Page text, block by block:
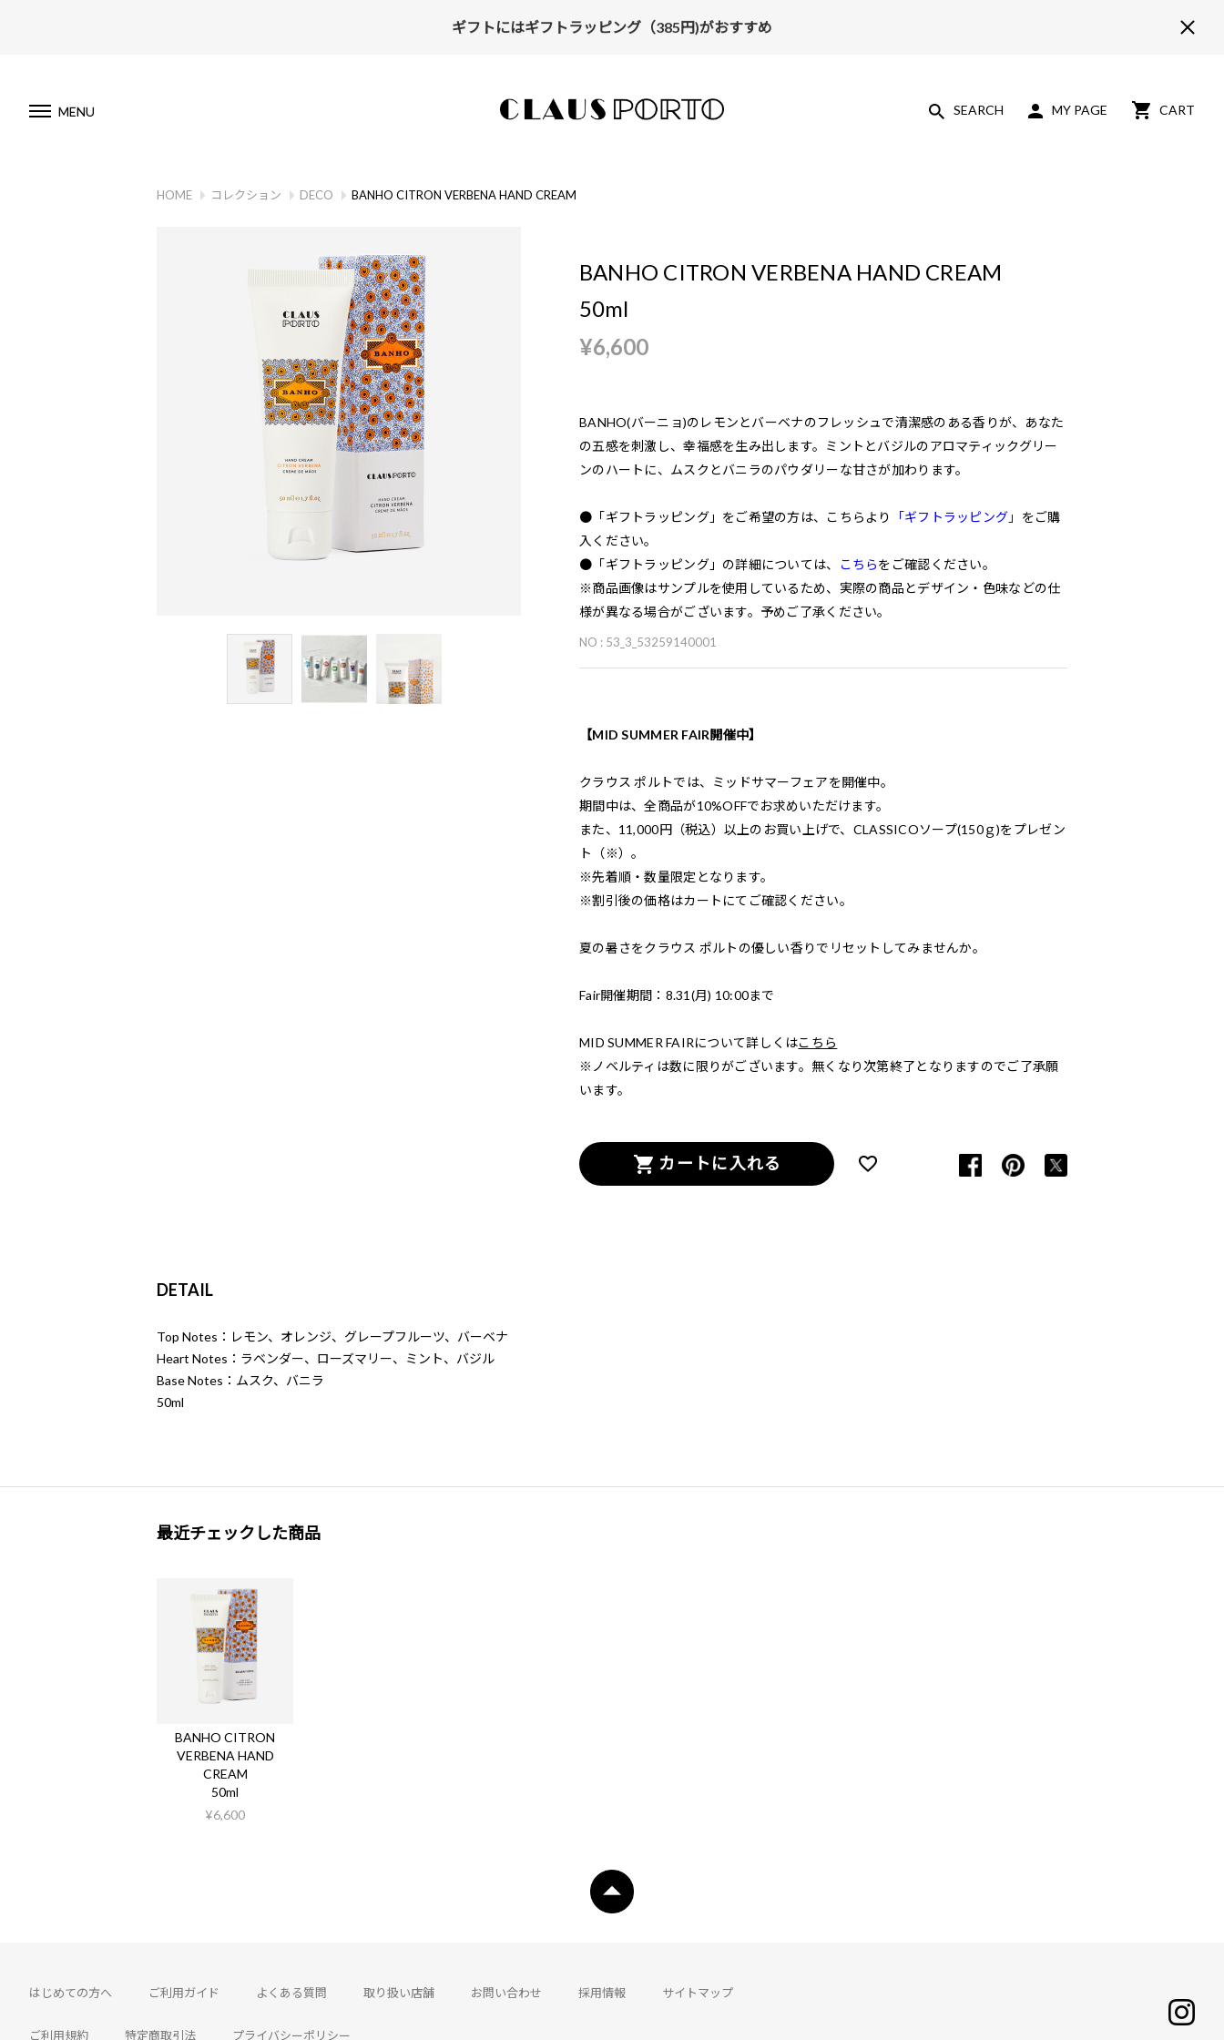
ギフトにはギフトラッピング（385円)がおすすめ
MENU SEARCH MY PAGE CART
HOME コレクション DECO BANHO CITRON VERBENA HAND CREAM
BANHO CITRON VERBENA HAND CREAM
50ml
¥6,600
BANHO(バーニョ)のレモンとバーベナのフレッシュで清潔感のある香りが、あなた
の五感を刺激し、幸福感を生み出します。ミントとバジルのアロマティックグリー
ンのハートに、ムスクとバニラのパウダリーな甘さが加わります。
●「ギフトラッピング」をご希望の方は、こちらより 「ギフトラッピング」 をご購
入ください。
●「ギフトラッピング」の詳細については、
こちらをご確認ください。
※商品画像はサンプルを使用しているため、実際の商品とデザイン・色味などの仕
様が異なる場合がございます。予めご了承ください。
NO : 53_3_53259140001
【MID SUMMER FAIR開催中】
クラウス ポルトでは、ミッドサマーフェアを開催中。
期間中は、全商品が10%OFFでお求めいただけます。
また、11,000円（税込）以上のお買い上げで、CLASSICOソープ(150ｇ)をプレゼン
ト（※）。
※先着順・数量限定となります。
※割引後の価格はカートにてご確認ください。
夏の暑さをクラウス ポルトの優しい香りでリセットしてみませんか。
Fair開催期間：8.31(月) 10:00まで
MID SUMMER FAIRについて詳しくはこちら
※ノベルティは数に限りがございます。無くなり次第終了となりますのでご了承願
います。
カートに入れる
DETAIL
Top Notes：レモン、オレンジ、グレープフルーツ、バーベナ
Heart Notes：ラベンダー、ローズマリー、ミント、バジル
Base Notes：ムスク、バニラ
50ml
最近チェックした商品
BANHO CITRON
VERBENA HAND
CREAM
50ml
¥6,600
はじめての方へ ご利用ガイド よくある質問 取り扱い店舗 お問い合わせ 採用情報 サイトマップ
ご利用規約 特定商取引法 プライバシーポリシー